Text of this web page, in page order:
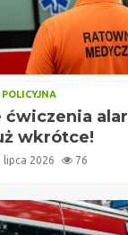
ćwiczenia
wkrótce!
lipca 2026 76